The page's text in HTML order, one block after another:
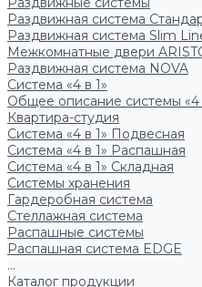
Раздвижная система
Раздвижная система Slim
Межкомнатные двери
Раздвижная система NOVA
Система «4 в 1»
Общее описание системы «4
Квартира-студия
Система «4 в 1» Подвесная
Система «4 в 1» Распашная
Система «4 в 1» Складная
Системы хранения
Гардеробная система
Стеллажная система
Распашные системы
Распашная система EDGE
...
Каталог продукции